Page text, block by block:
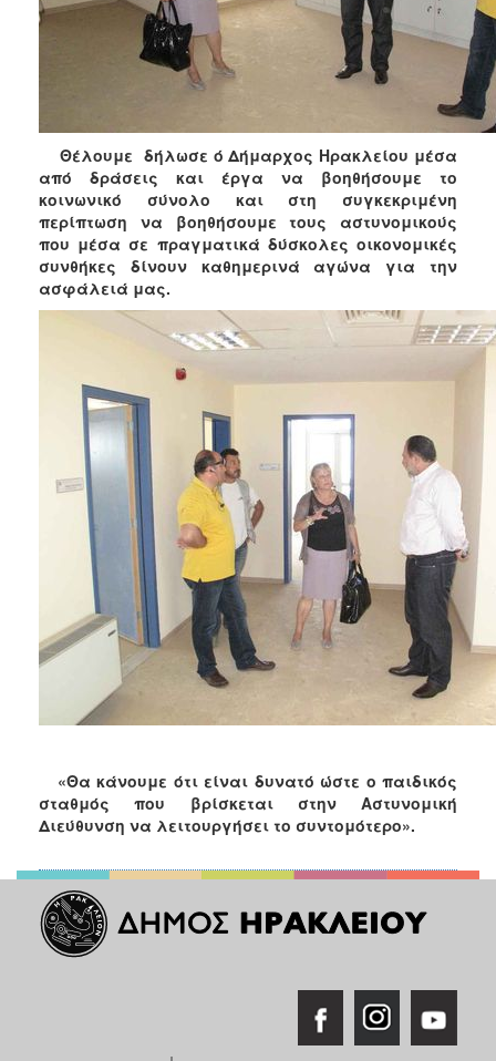
Θέλουμε δήλωσε ό Δήμαρχος Ηρακλείου μέσα
από δράσεις και έργα να βοηθήσουμε το
κοινωνικό σύνολο και στη συγκεκριμένη
περίπτωση να βοηθήσουμε τους αστυνομικούς
που μέσα σε πραγματικά δύσκολες οικονομικές
συνθήκες δίνουν καθημερινά αγώνα για την
ασφάλειά μας.
«Θα κάνουμε ότι είναι δυνατό ώστε ο παιδικός
σταθμός που βρίσκεται στην Αστυνομική
Διεύθυνση να λειτουργήσει το συντομότερο».